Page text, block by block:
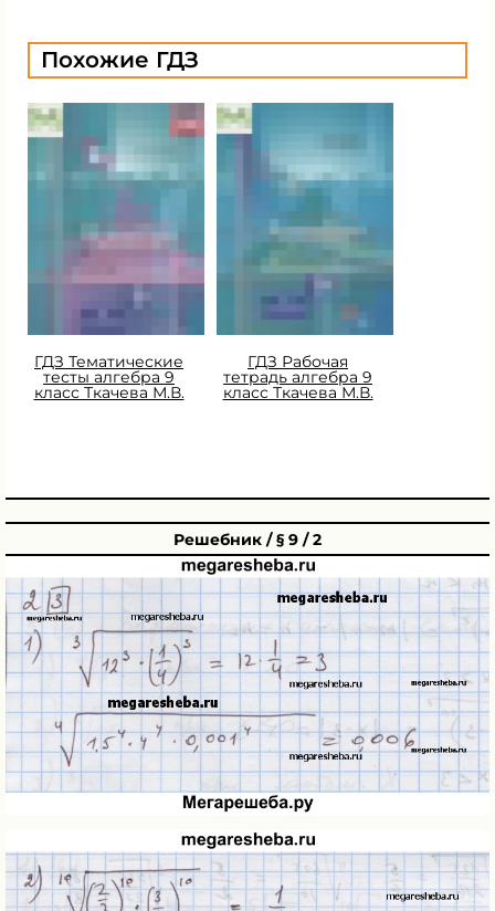
Похожие ГДЗ
ГДЗ Тематические
тесты алгебра 9
класс Ткачева М.В.
ГДЗ Рабочая
тетрадь алгебра 9
класс Ткачева М.В.
Решебник / § 9 / 2